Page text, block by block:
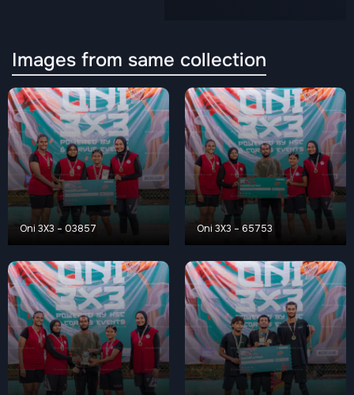
Images from same collection
Oni 3X3 – 03857 Oni 3X3 – 65753